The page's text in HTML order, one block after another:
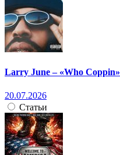
Larry June – «Who Coppin»
20.07.2026
Статьи